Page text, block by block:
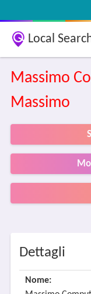
Local
Massimo
Massimo
Dettagli
Nome: